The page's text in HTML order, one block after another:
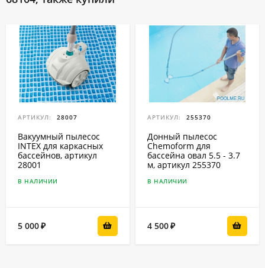
АРТИКУЛ: 28007
Вакуумный пылесос
INTEX для каркасных
бассейнов, артикул
28001
В НАЛИЧИИ
5 000₽
АРТИКУЛ: 255370
Донный пылесос
Chemoform для
бассейна овал 5.5 - 3.7
м, артикул 255370
В НАЛИЧИИ
4 500₽